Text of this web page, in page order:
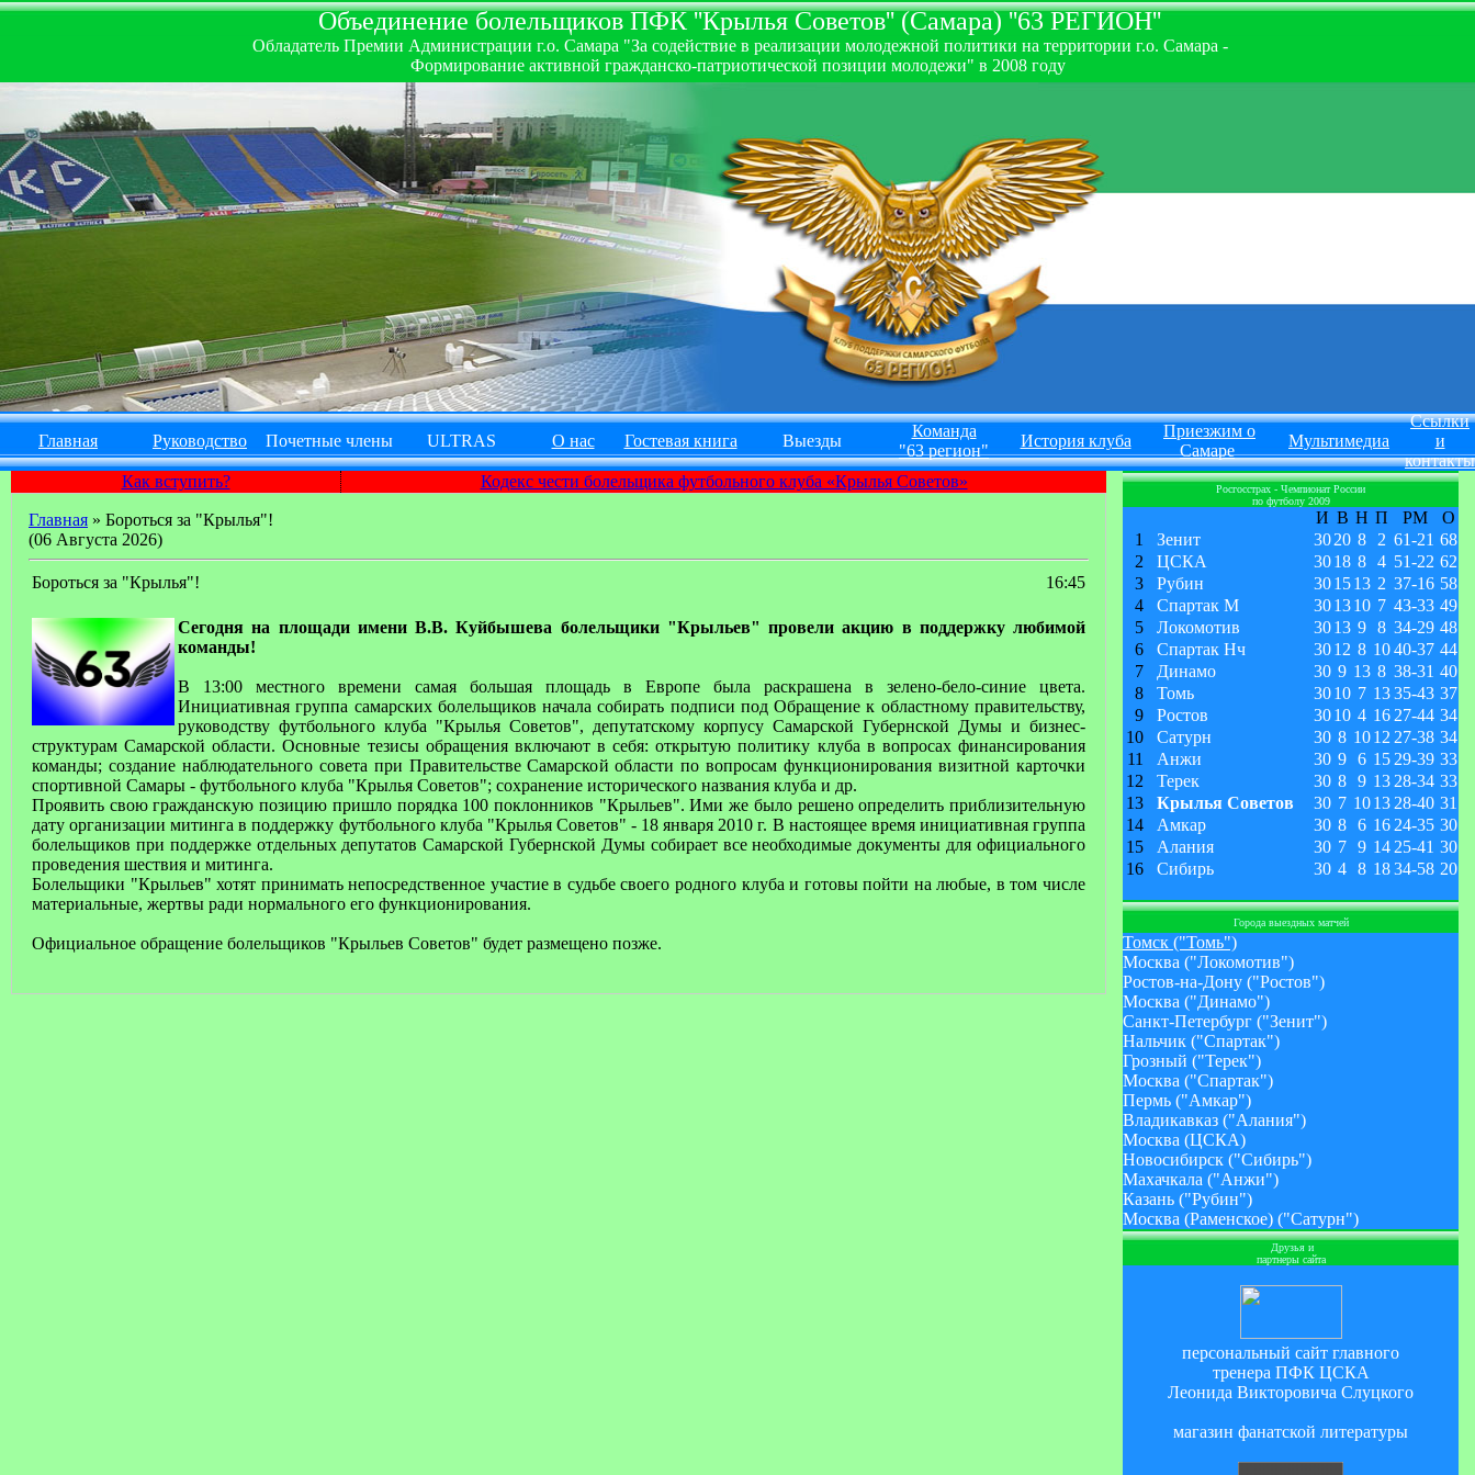
Объединение болельщиков ПФК ''Крылья Советов'' (Самара) ''63 РЕГИОН''
Обладатель Премии Администрации г.о. Самара "За содействие в реализации молодежной политики на территории г.о. Самара -
Формирование активной гражданско-патриотической позиции молодежи" в 2008 году
Главная Руководство Почетные члены ULTRAS О нас Гостевая книга Выезды
Команда
"63 регион"
История клуба
Приезжим о
Самаре
Мультимедиа
Ссылки
и
контакты
Как вступить?
Кодекс чести болельщика футбольного клуба «Крылья Советов»
Главная » Бороться за "Крылья"!
(06 Августа 2026)
Бороться за "Крылья"! 16:45
Сегодня на площади имени В.В. Куйбышева болельщики "Крыльев" провели акцию в поддержку любимой
команды!
В 13:00 местного времени самая большая площадь в Европе была раскрашена в зелено-бело-синие цвета.
Инициативная группа самарских болельщиков начала собирать подписи под Обращение к областному правительству,
руководству футбольного клуба "Крылья Советов", депутатскому корпусу Самарской Губернской Думы и бизнес-
структурам Самарской области. Основные тезисы обращения включают в себя: открытую политику клуба в вопросах финансирования
команды; создание наблюдательного совета при Правительстве Самарской области по вопросам функционирования визитной карточки
спортивной Самары - футбольного клуба "Крылья Советов"; сохранение исторического названия клуба и др.
Проявить свою гражданскую позицию пришло порядка 100 поклонников "Крыльев". Ими же было решено определить приблизительную
дату организации митинга в поддержку футбольного клуба "Крылья Советов" - 18 января 2010 г. В настоящее время инициативная группа
болельщиков при поддержке отдельных депутатов Самарской Губернской Думы собирает все необходимые документы для официального
проведения шествия и митинга.
Болельщики "Крыльев" хотят принимать непосредственное участие в судьбе своего родного клуба и готовы пойти на любые, в том числе
материальные, жертвы ради нормального его функционирования.
Официальное обращение болельщиков "Крыльев Советов" будет размещено позже.
Росгосстрах - Чемпионат России
по футболу 2009
И В Н П РМ
О
1
Зенит 3020 8 2 61-21 68
2
ЦСКА 3018 8 4 51-22 62
3
Рубин 301513 2 37-16 58
4
Спартак М 301310 7 43-33 49
5
Локомотив 3013 9 8 34-29 48
6
Спартак Нч 3012 8 1040-37 44
7
Динамо 30 9 13 8 38-31 40
8
Томь 3010 7 1335-43 37
9
Ростов 3010 4 16 27-44 34
10
Сатурн 30 8 1012 27-38 34
11
Анжи 30 9 6 15 29-39 33
12
Терек 30 8 9 13 28-34 33
13
Крылья Советов 30 7 1013 28-40 31
14
Амкар 30 8 6 16 24-35 30
15
Алания 30 7 9 14 25-41 30
16
Сибирь 30 4 8 1834-58 20
Города выездных матчей
Томск ("Томь")
Москва ("Локомотив")
Ростов-на-Дону ("Ростов")
Москва ("Динамо")
Санкт-Петербург ("Зенит")
Нальчик ("Спартак")
Грозный ("Терек")
Москва ("Спартак")
Пермь ("Амкар")
Владикавказ ("Алания")
Москва (ЦСКА)
Новосибирск ("Сибирь")
Махачкала ("Анжи")
Казань ("Рубин")
Москва (Раменское) ("Сатурн")
Друзья и
партнеры сайта
персональный сайт главного
тренера ПФК ЦСКА
Леонида Викторовича Слуцкого
магазин фанатской литературы